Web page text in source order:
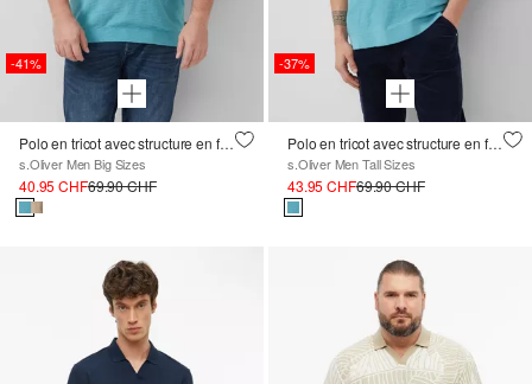
-41%
Polo en tricot avec structure en fil flammé
s.Oliver Men Big Sizes
40.95 CHF69.90 CHF
-37%
Polo en tricot avec structure en fil flammé
s.Oliver Men Tall Sizes
43.95 CHF69.90 CHF